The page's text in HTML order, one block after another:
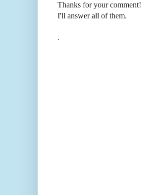
Thanks for your comment!
I'll answer all of them.
.